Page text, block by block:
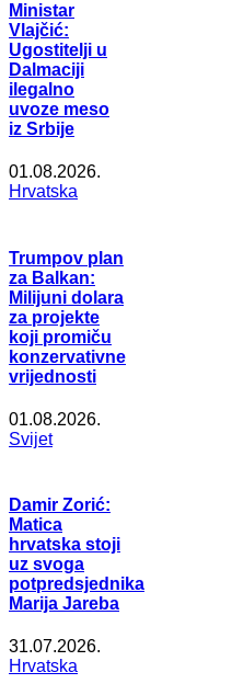
Ministar
Vlajčić:
Ugostitelji u
Dalmaciji
ilegalno
uvoze meso
iz Srbije
01.08.2026.
Hrvatska
Trumpov plan
za Balkan:
Milijuni dolara
za projekte
koji promiču
konzervativne
vrijednosti
01.08.2026.
Svijet
Damir Zorić:
Matica
hrvatska stoji
uz svoga
potpredsjednika
Marija Jareba
31.07.2026.
Hrvatska